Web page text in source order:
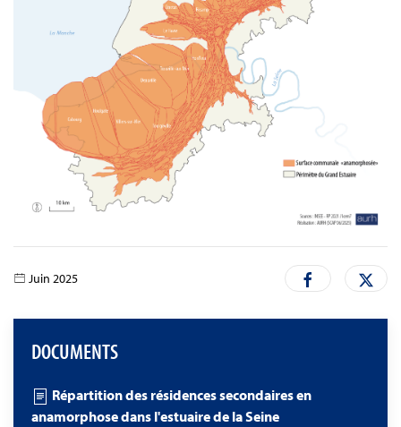
Juin 2025
DOCUMENTS
Répartition des résidences secondaires en
anamorphose dans l'estuaire de la Seine